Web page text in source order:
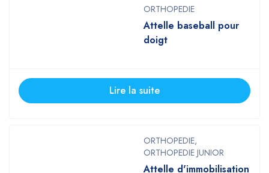
ORTHOPEDIE
Attelle baseball pour
doigt
Lire la suite
ORTHOPEDIE,
ORTHOPEDIE JUNIOR
Attelle d'immobilisation